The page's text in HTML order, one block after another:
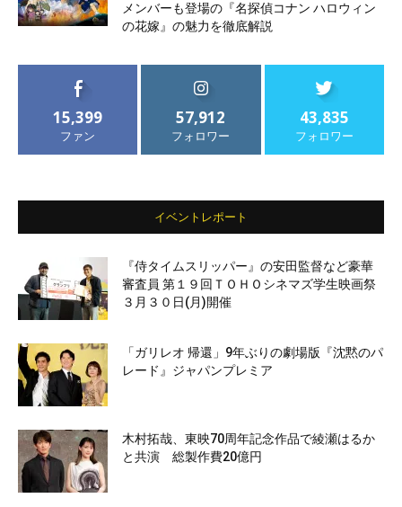
メンバーも登場の『名探偵コナン ハロウィン
の花嫁』の魅力を徹底解説
15,399
ファン
57,912
フォロワー
43,835
フォロワー
イベントレポート
『侍タイムスリッパー』の安田監督など豪華
審査員 第１９回ＴＯＨＯシネマズ学生映画祭
３月３０日(月)開催
「ガリレオ 帰還」9年ぶりの劇場版『沈黙のパ
レード』ジャパンプレミア
木村拓哉、東映70周年記念作品で綾瀬はるか
と共演 総製作費20億円